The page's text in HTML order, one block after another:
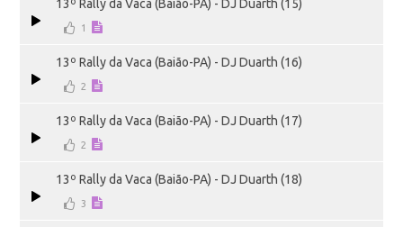
13º Rally da Vaca (Baião-PA) - DJ Duarth (15)
1
13º Rally da Vaca (Baião-PA) - DJ Duarth (16)
2
13º Rally da Vaca (Baião-PA) - DJ Duarth (17)
2
13º Rally da Vaca (Baião-PA) - DJ Duarth (18)
3